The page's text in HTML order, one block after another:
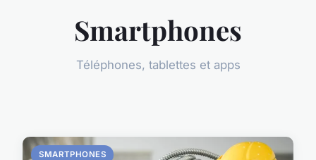
Smartphones
Téléphones, tablettes et apps
SMARTPHONES